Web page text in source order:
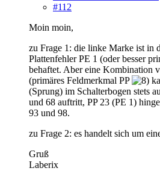
#112
Moin moin,
zu Frage 1: die linke Marke ist in
Plattenfehler PE 1 (oder besser
behaftet. Aber eine Kombination
(primäres Feldmerkmal PP
(Sprung) im Schalterbogen stets
und 68 auftritt, PP 23 (PE 1)
93 und 98.
zu Frage 2: es handelt sich um
Gruß
Laberix